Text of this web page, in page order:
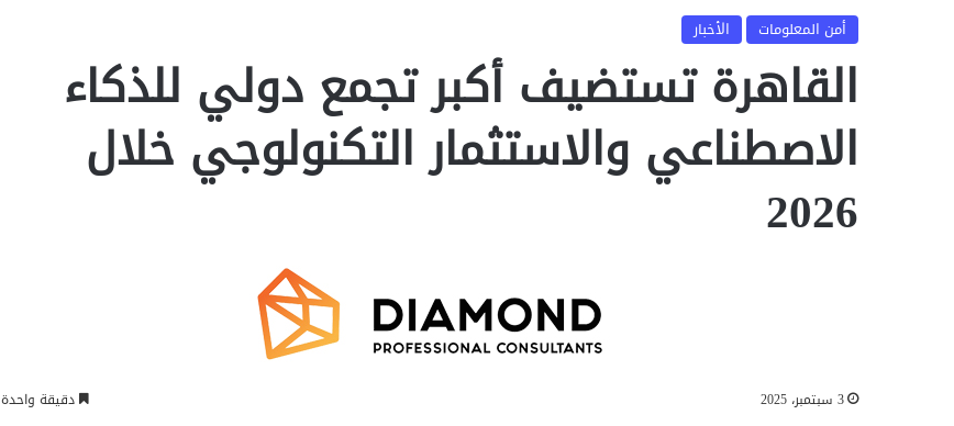
أمن المعلومات
الأخبار
القاهرة تستضيف أكبر تجمع دولي للذكاء
الاصطناعي والاستثمار التكنولوجي خلال
2026
3 سبتمبر، 2025 دقيقة واحدة